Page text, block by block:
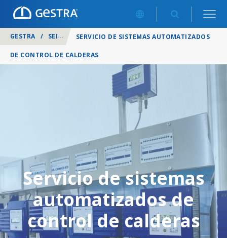
GESTRA / SERVICIOS /
SERVICIO DE SISTEMAS AUTOMATIZADOS
DE CONTROL DE CALDERAS
Servicio de sistemas
automatizados de
control de calderas